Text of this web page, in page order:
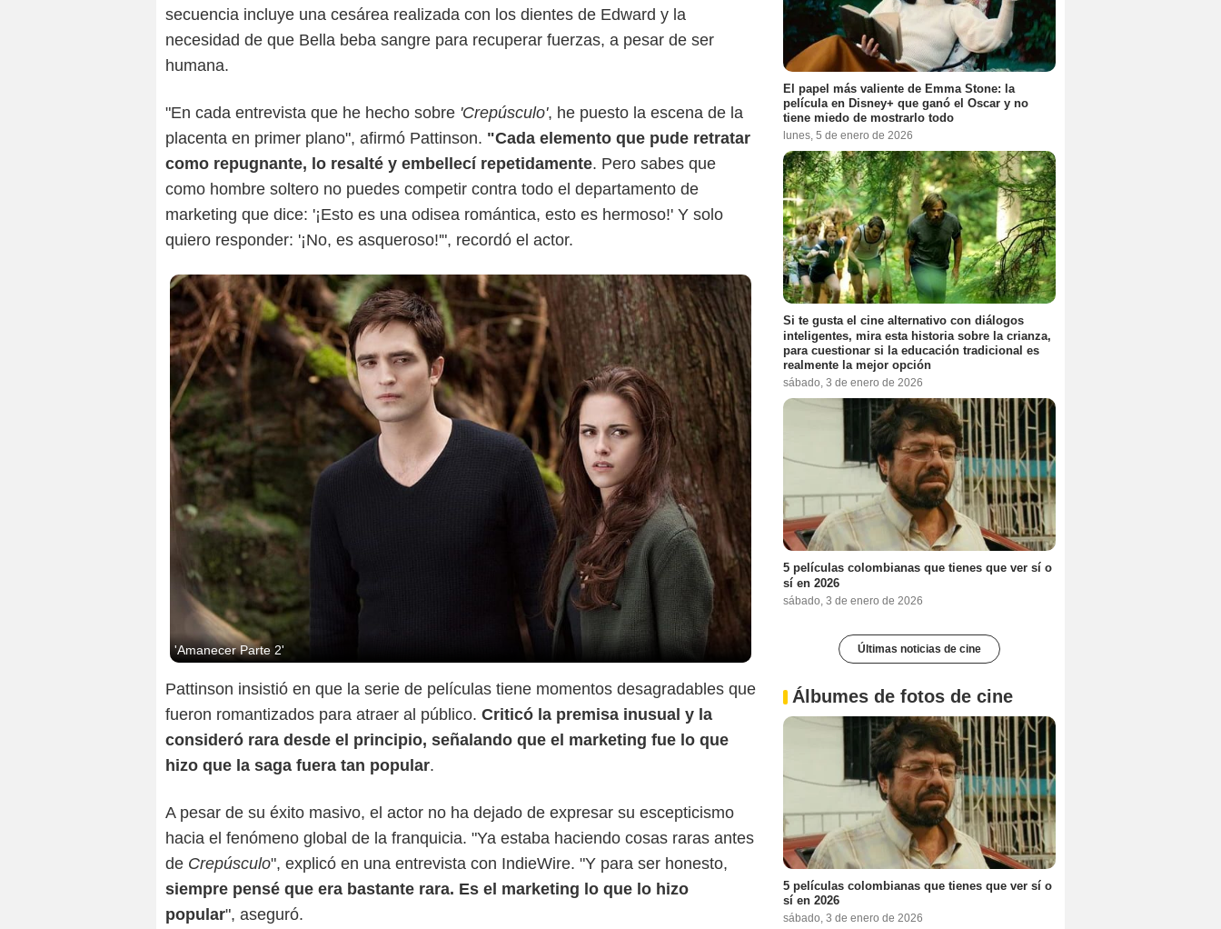
secuencia incluye una cesárea realizada con los dientes de Edward y la
necesidad de que Bella beba sangre para recuperar fuerzas, a pesar de ser
humana.
"En cada entrevista que he hecho sobre 'Crepúsculo', he puesto la escena de la
placenta en primer plano", afirmó Pattinson. "Cada elemento que pude retratar
como repugnante, lo resalté y embellecí repetidamente. Pero sabes que
como hombre soltero no puedes competir contra todo el departamento de
marketing que dice: '¡Esto es una odisea romántica, esto es hermoso!' Y solo
quiero responder: '¡No, es asqueroso!'", recordó el actor.
'Amanecer Parte 2'
Pattinson insistió en que la serie de películas tiene momentos desagradables que
fueron romantizados para atraer al público. Criticó la premisa inusual y la
consideró rara desde el principio, señalando que el marketing fue lo que
hizo que la saga fuera tan popular.
A pesar de su éxito masivo, el actor no ha dejado de expresar su escepticismo
hacia el fenómeno global de la franquicia. "Ya estaba haciendo cosas raras antes
de Crepúsculo", explicó en una entrevista con IndieWire. "Y para ser honesto,
siempre pensé que era bastante rara. Es el marketing lo que lo hizo
popular", aseguró.
El papel más valiente de Emma Stone: la
película en Disney+ que ganó el Oscar y no
tiene miedo de mostrarlo todo
lunes, 5 de enero de 2026
Si te gusta el cine alternativo con diálogos
inteligentes, mira esta historia sobre la crianza,
para cuestionar si la educación tradicional es
realmente la mejor opción
sábado, 3 de enero de 2026
5 películas colombianas que tienes que ver sí o
sí en 2026
sábado, 3 de enero de 2026
Últimas noticias de cine
Álbumes de fotos de cine
5 películas colombianas que tienes que ver sí o
sí en 2026
sábado, 3 de enero de 2026